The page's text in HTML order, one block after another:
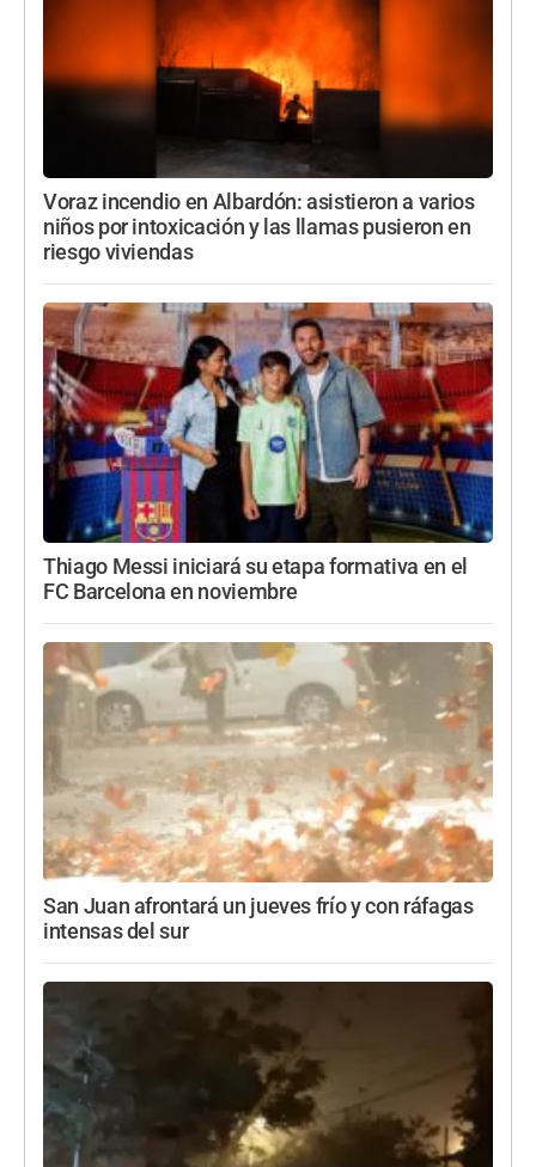
Voraz incendio en Albardón: asistieron a varios
niños por intoxicación y las llamas pusieron en
riesgo viviendas
Thiago Messi iniciará su etapa formativa en el
FC Barcelona en noviembre
San Juan afrontará un jueves frío y con ráfagas
intensas del sur